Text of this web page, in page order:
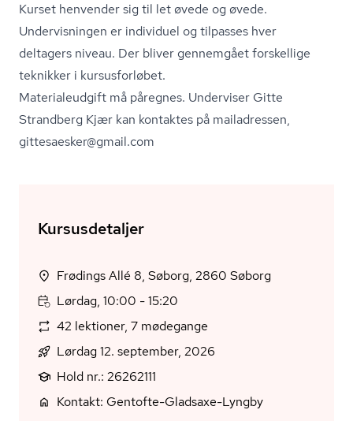
Kurset henvender sig til let øvede og øvede.
Undervisningen er individuel og tilpasses hver
deltagers niveau. Der bliver gennemgået forskellige
teknikker i kursusforløbet.
Ma­te­ri­aleud­gift må påregnes. Underviser Gitte
Strandberg Kjær kan kontaktes på mailadressen,
gittesaesker@gmail.com
Kursusdetaljer
Frødings Allé 8, Søborg, 2860 Søborg
Lørdag, 10:00 - 15:20
42 lektioner, 7 mødegange
Lørdag 12. september, 2026
Hold nr.: 26262111
Kontakt: Gentofte-Gladsaxe-Lyngby